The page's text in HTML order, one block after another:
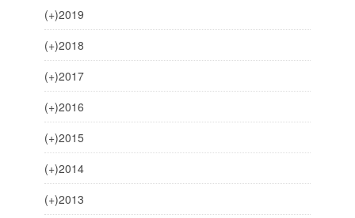
(+)2019
(+)2018
(+)2017
(+)2016
(+)2015
(+)2014
(+)2013